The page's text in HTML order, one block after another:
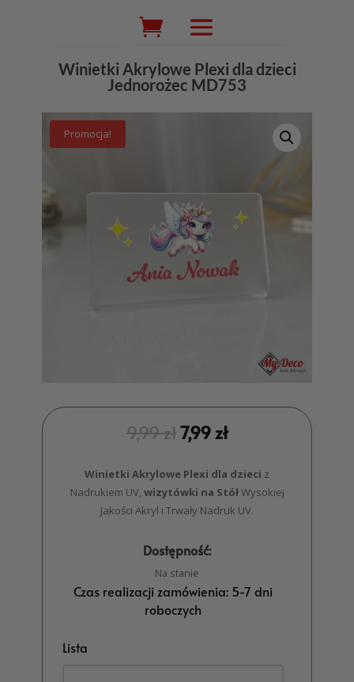
Wyszukiwarka
produktów
Winietki Akrylowe Plexi dla dzieci
Jednorożec MD753
Promocja!
9,99zł7,99zł
Winietki Akrylowe Plexi dla dzieci z
Nadrukiem UV, wizytówki na StółWysokiej
Jakości Akryl i Trwały Nadruk UV.
Dostępność:
Na stanie
Czas realizacji zamówienia: 5-7 dni
roboczych
Lista